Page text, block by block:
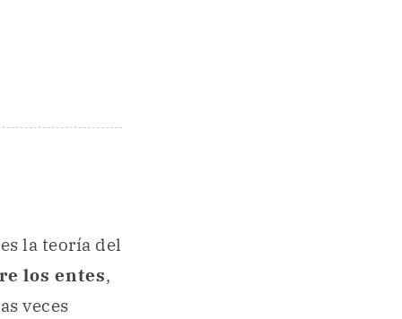
la teoría del
los entes,
veces